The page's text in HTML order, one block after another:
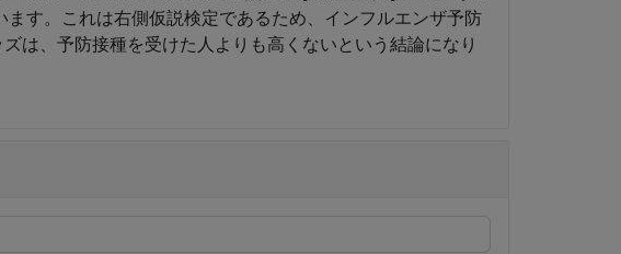
ます。これは右側仮説検定であるため、インフルエンザ予防
は、予防接種を受けた人よりも高くないという結論になり